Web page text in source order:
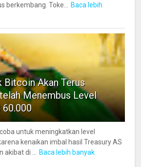
berkembang. Toke...
Baca lebih
Bitcoin Akan Terus
Menembus Level
60.000
untuk meningkatkan level
kenaikan imbal hasil Treasury AS
di ...
Baca lebih banyak